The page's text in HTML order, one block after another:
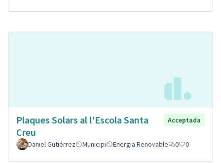
Plaques Solars al l'Escola Santa
Creu
Acceptada
Daniel Gutiérrez Municipi Energia Renovable 0 0